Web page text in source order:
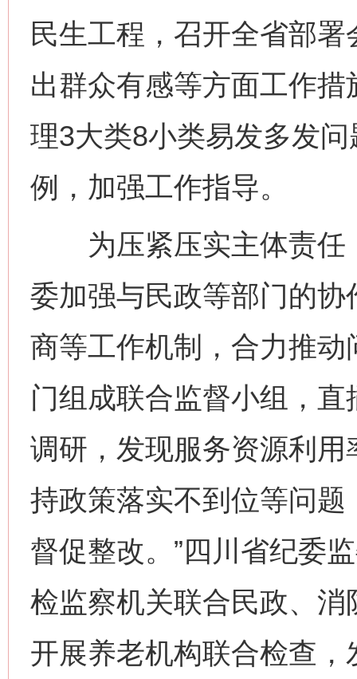
民生工程，召开全省部
出群众有感等方面工作
理3大类8小类易发多发
例，加强工作指导。
为压紧压实主体责任
委加强与民政等部门的
商等工作机制，合力推动
门组成联合监督小组，
调研，发现服务资源利
持政策落实不到位等问
督促整改。”四川省纪委
检监察机关联合民政、
开展养老机构联合检查